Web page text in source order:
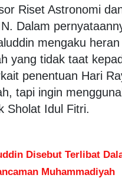
Riset Astronomi
Dalam
mengaku
yang tidak taat
penentuan Hari
tapi ingin
Sholat Idul Fitri.
Disebut Terlibat
Muhammadiyah